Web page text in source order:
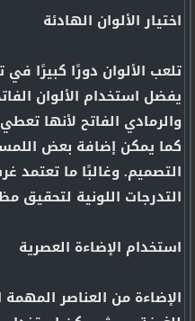
اختيار الألوان الهادئة
تلعب الألوان دورًا كبيرًا
يفضل استخدام الألوان
والرمادي الفاتح لأنها
كما يمكن إضافة بعض
التصميم. وغالبًا ما
التدرجات اللونية لتحقيق
استخدام الإضاءة العصرية
الإضاءة من العناصر